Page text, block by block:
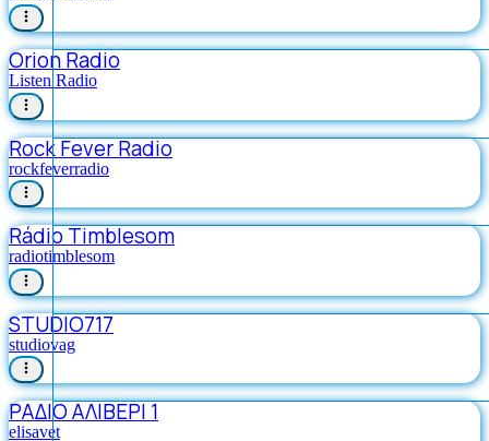
Orion Radio
Listen Radio
Rock Fever Radio
rockfeverradio
Rádio Timblesom
radiotimblesom
STUDIO717
studiovag
ΡΑΔΙΟ ΑΛΙΒΕΡΙ 1
elisavet